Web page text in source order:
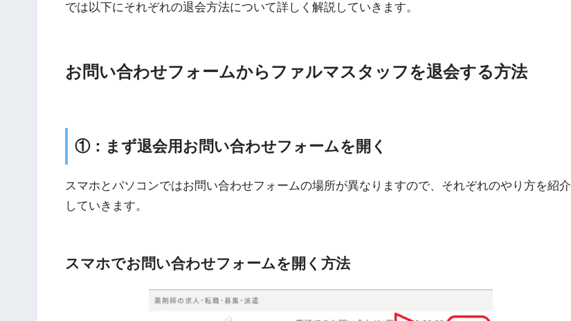
では以下にそれぞれの退会方法について詳しく解説していきます。
お問い合わせフォームからファルマスタッフを退会する方法
①：まず退会用お問い合わせフォームを開く
スマホとパソコンではお問い合わせフォームの場所が異なりますので、それぞれのやり方を紹介
していきます。
スマホでお問い合わせフォームを開く方法